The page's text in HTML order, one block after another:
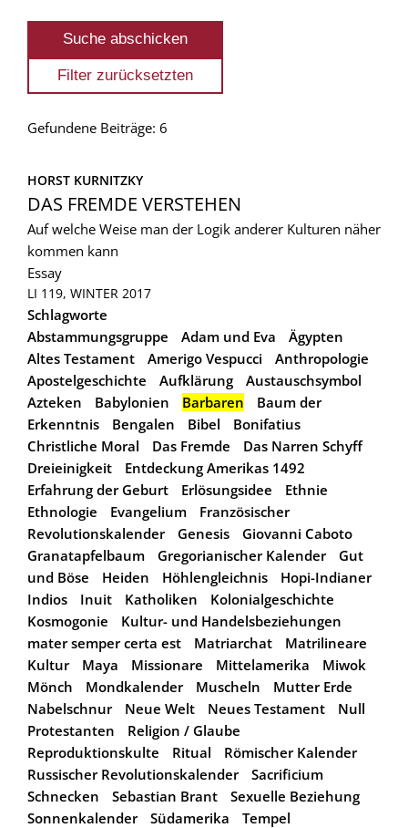
Gefundene Beiträge: 6
HORST KURNITZKY
DAS FREMDE VERSTEHEN
Auf welche Weise man der Logik anderer Kulturen näher
kommen kann
Essay
LI 119, WINTER 2017
Schlagworte
Abstammungsgruppe
Adam und Eva
Ägypten
Altes Testament
Amerigo Vespucci
Anthropologie
Apostelgeschichte
Aufklärung
Austauschsymbol
Azteken
Babylonien Barbaren
Baum der
Erkenntnis
Bengalen Bibel
Bonifatius
Christliche Moral
Das Fremde
Das Narren Schyff
Dreieinigkeit
Entdeckung Amerikas 1492
Erfahrung der Geburt
Erlösungsidee
Ethnie
Ethnologie
Evangelium
Französischer
Revolutionskalender
Genesis
Giovanni Caboto
Granatapfelbaum
Gregorianischer Kalender
Gut
und Böse
Heiden Höhlengleichnis
Hopi-Indianer
Indios
Inuit Katholiken
Kolonialgeschichte
Kosmogonie
Kultur- und Handelsbeziehungen
mater semper certa est
Matriarchat
Matrilineare
Kultur
Maya Missionare Mittelamerika
Miwok
Mönch
Mondkalender Muscheln
Mutter Erde
Nabelschnur
Neue Welt Neues Testament
Null
Protestanten
Religion / Glaube
Reproduktionskulte
Ritual
Römischer Kalender
Russischer Revolutionskalender
Sacrificium
Schnecken
Sebastian Brant
Sexuelle Beziehung
Sonnenkalender
Südamerika
Tempel